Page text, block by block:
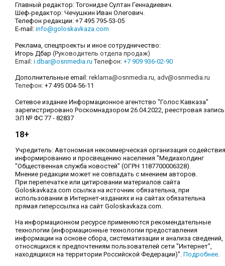
Главный редактор: Тогонидзе Султан Геннадиевич.
Шеф-редактор: Чечушкин Иван Олегович.
Телефон редакции: +7 495 795-53-05
E-mail: info@goloskavkaza.com
Реклама, спецпроекты и иное сотрудничество:
Игорь Дбар (Руководитель отдела продаж)
Email: i.dbar@osnmedia.ru Телефон: +7 909 936-02-90
Дополнительные email: reklama@osnmedia.ru adv@osnmedia.ru
Телефон: +7 495 004-56-11
Сетевое издание Информационное агентство "Голос Кавказа"
зарегистрировано Роскомнадзором 26.04.2022, реестровая запись
ЭЛ № ФС 77 - 82837
18+
Учредитель: Автономная некоммерческая организация содействия
информированию и просвещению населения "Медиахолдинг
"Общественная служба новостей" (ОГРН 1187700006328).
Мнение редакции может не совпадать с мнением авторов.
При перепечатке или цитировании материалов сайта
Goloskavkaza.com ссылка на источник обязательна, при
использовании в Интернет-изданиях и на сайтах обязательна
прямая гиперссылка на сайт Goloskavkaza.com.
На информационном ресурсе применяются рекомендательные
технологии (информационные технологии предоставления
информации на основе сбора, систематизации и анализа сведений,
относящихся к предпочтениям пользователей сети "Интернет",
находящихся на территории Российской Федерации)". Подробнее